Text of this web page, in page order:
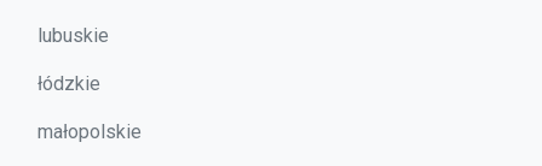
lubuskie
łódzkie
małopolskie